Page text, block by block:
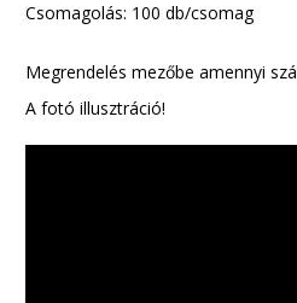
Csomagolás: 100 db/csomag
Megrendelés mezőbe amennyi
A fotó illusztráció!